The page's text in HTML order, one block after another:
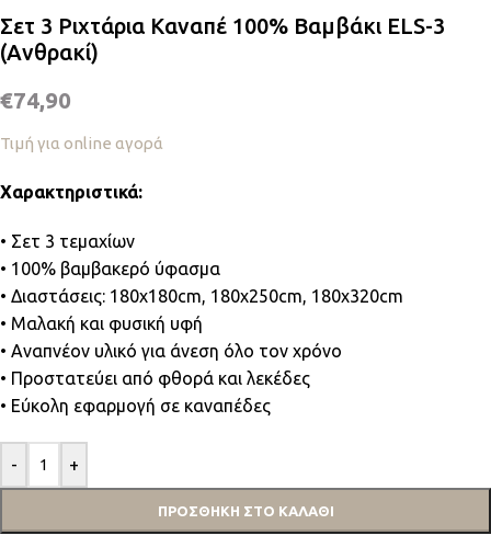
Σετ 3 Ριχτάρια Καναπέ 100% Βαμβάκι ELS-3
(Ανθρακί)
€74,90
Τιμή για online αγορά
Χαρακτηριστικά:
• Σετ 3 τεμαχίων
• 100% βαμβακερό ύφασμα
• Διαστάσεις: 180x180cm, 180x250cm, 180x320cm
• Μαλακή και φυσική υφή
• Αναπνέον υλικό για άνεση όλο τον χρόνο
• Προστατεύει από φθορά και λεκέδες
• Εύκολη εφαρμογή σε καναπέδες
- +
ΠΡΟΣΘΉΚΗ ΣΤΟ ΚΑΛΆΘΙ